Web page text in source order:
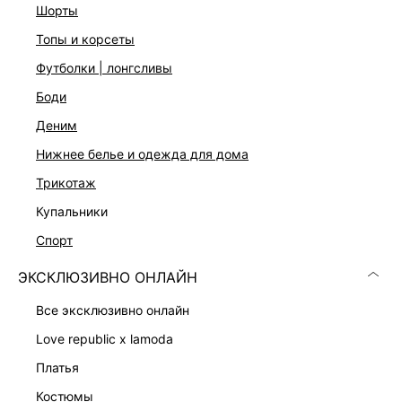
шорты
топы и корсеты
футболки | лонгсливы
боди
деним
нижнее белье и одежда для дома
трикотаж
купальники
спорт
ЭКСКЛЮЗИВНО ОНЛАЙН
все эксклюзивно онлайн
love republic x lamoda
платья
костюмы
Скачать
КАТАЛОГ
КЛИЕНТАМ
ЛИЧНЫЙ КАБИНЕТ